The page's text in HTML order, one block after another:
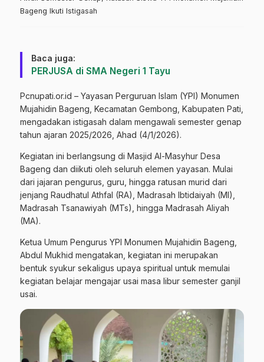
Bageng Ikuti Istigasah
Baca juga:
PERJUSA di SMA Negeri 1 Tayu
Pcnupati.or.id – Yayasan Perguruan Islam (YPI) Monumen
Mujahidin Bageng, Kecamatan Gembong, Kabupaten Pati,
mengadakan istigasah dalam mengawali semester genap
tahun ajaran 2025/2026, Ahad (4/1/2026).
Kegiatan ini berlangsung di Masjid Al-Masyhur Desa
Bageng dan diikuti oleh seluruh elemen yayasan. Mulai
dari jajaran pengurus, guru, hingga ratusan murid dari
jenjang Raudhatul Athfal (RA), Madrasah Ibtidaiyah (MI),
Madrasah Tsanawiyah (MTs), hingga Madrasah Aliyah
(MA).
Ketua Umum Pengurus YPI Monumen Mujahidin Bageng,
Abdul Mukhid mengatakan, kegiatan ini merupakan
bentuk syukur sekaligus upaya spiritual untuk memulai
kegiatan belajar mengajar usai masa libur semester ganjil
usai.